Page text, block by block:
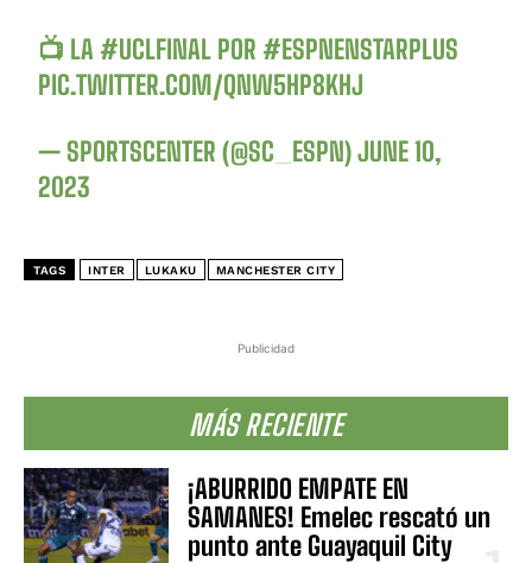
Publicidad
MÁS RECIENTE
¡ABURRIDO EMPATE EN
SAMANES! Emelec rescató un
punto ante Guayaquil City
📺 LA#UCLFINAL POR#ESPNENSTARPLUS
PIC.TWITTER.COM/QNW5HP8KHJ
— SPORTSCENTER (@SC_ESPN)JUNE 10,
2023
TAGS INTER LUKAKU MANCHESTER CITY